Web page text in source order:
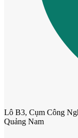
Lô B3, Cụm Công
Quảng Nam